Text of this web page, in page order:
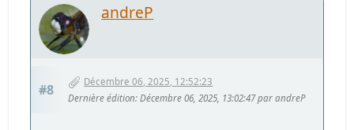
andreP
#8
Décembre 06, 2025, 12:52:23
Dernière édition: Décembre 06, 2025, 13:02:47 par andreP